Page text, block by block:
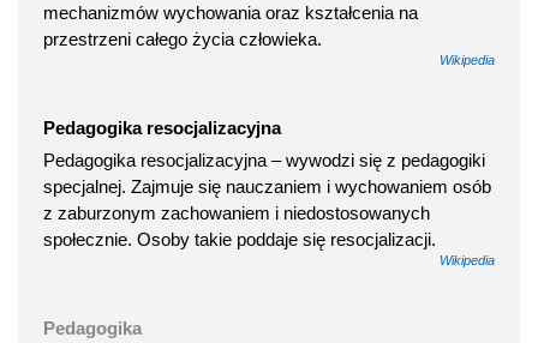
mechanizmów wychowania oraz kształcenia na
przestrzeni całego życia człowieka.
Wikipedia
Pedagogika resocjalizacyjna
Pedagogika resocjalizacyjna – wywodzi się z pedagogiki
specjalnej. Zajmuje się nauczaniem i wychowaniem osób
z zaburzonym zachowaniem i niedostosowanych
społecznie. Osoby takie poddaje się resocjalizacji.
Wikipedia
Pedagogika